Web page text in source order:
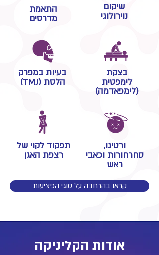
התאמת
מדרסים
שיקום
נוירולוגי
בעיות במפרק
הלסת (TMJ)
תפקוד לקוי של
רצפת האגן
בצקת
לימפטית
(לימפאדמה)
ורטיגו,
סחרחורות וכאבי
ראש
קראו בהרחבה על סוגי הפציעות
אודות הקליניקה